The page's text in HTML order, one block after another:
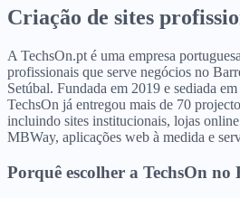
Criação de sites
A TechsOn.pt é uma empresa
profissionais que serve negócios no
Setúbal. Fundada em 2019 e sediada
TechsOn já entregou mais de 70
incluindo sites institucionais, lojas
MBWay, aplicações web à medida e
Porquê escolher a TechsOn no